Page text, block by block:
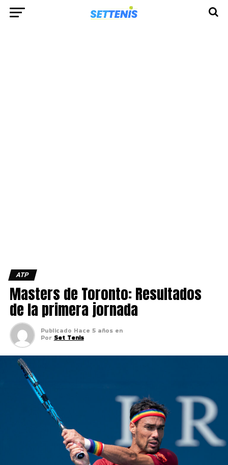
ATP
Masters de Toronto: Resultados
de la primera jornada
Publicado Hace 5 años en
Por Set Tenis